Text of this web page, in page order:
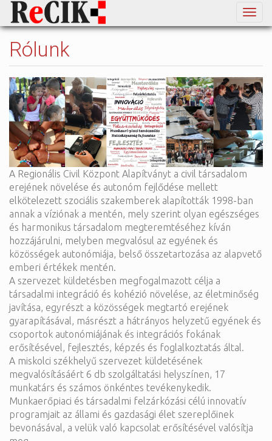
Ugrás
Toggle
highRólunk
A Regionális Civil Központ Alapítványt a civil társadalom
erejének növelése és autonóm fejlődése mellett
elkötelezett szociális szakemberek alapították 1998-ban
annak a víziónak a mentén, mely szerint olyan egészséges
és harmonikus társadalom megteremtéséhez kíván
hozzájárulni, melyben megvalósul az egyének és
közösségek autonómiája, belső összetartozása az alapvető
emberi értékek mentén.
A szervezet küldetésben megfogalmazott célja a
társadalmi integráció és kohézió növelése, az életminőség
javítása, egyrészt a közösségek megtartó erejének
gyarapításával, másrészt a hátrányos helyzetű egyének és
csoportok autonómiájának és integrációs fokának
erősítésével, fejlesztés, képzés és foglalkoztatás által.
A miskolci székhelyű szervezet küldetésének
megvalósításáért 6 db szolgáltatási helyszínen, 17
munkatárs és számos önkéntes tevékenykedik.
Munkaerőpiaci és társadalmi felzárkózási célú innovatív
programjait az állami és gazdasági élet szereplőinek
bevonásával, a velük való kapcsolat erősítésével valósítja